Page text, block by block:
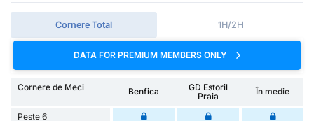
Cornere Total 1H/2H
DATA FOR PREMIUM MEMBERS ONLY
Cornere de Meci Benfica
GD Estoril
Praia
În medie
Peste 6